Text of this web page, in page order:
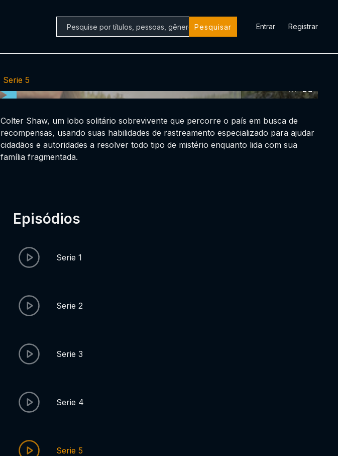
Pesquisar Entrar Registrar
Serie 5
Colter Shaw, um lobo solitário sobrevivente que percorre o país em busca de
recompensas, usando suas habilidades de rastreamento especializado para ajudar
cidadãos e autoridades a resolver todo tipo de mistério enquanto lida com sua
família fragmentada.
Episódios
Serie 1
Serie 2
Serie 3
Serie 4
Serie 5